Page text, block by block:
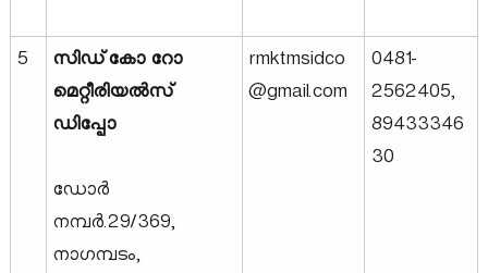
r
5
സിഡ്‌കോ റോ
മെറ്റീരിയൽസ്
ഡിപ്പോ
ഡോർ
നമ്പർ.29/369,
നാഗമ്പടം,
rmktmsidco
@gmail.com
0481-
2562405,
89433346
30